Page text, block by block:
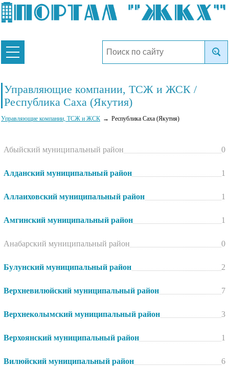
Управляющие компании, ТСЖ и ЖСК /
Республика Саха (Якутия)
Управляющие компании, ТСЖ и ЖСК Республика Саха (Якутия)
Абыйский муниципальный район 0
Алданский муниципальный район 1
Аллаиховский муниципальный район 1
Амгинский муниципальный район 1
Анабарский муниципальный район 0
Булунский муниципальный район 2
Верхневилюйский муниципальный район 7
Верхнеколымский муниципальный район 3
Верхоянский муниципальный район 1
Вилюйский муниципальный район 6